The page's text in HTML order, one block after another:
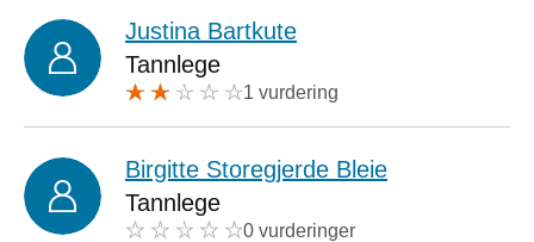
Justina Bartkute
Tannlege
1 vurdering
Birgitte Storegjerde Bleie
Tannlege
0 vurderinger